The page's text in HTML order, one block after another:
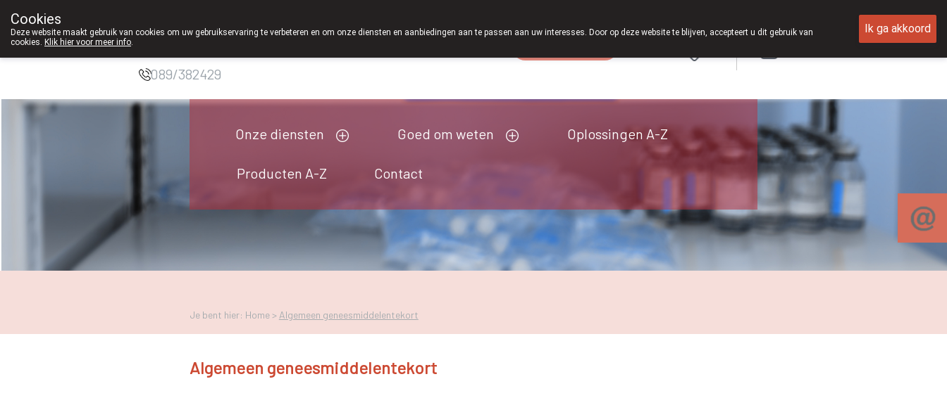
Apotheek
089/382429
Onze diensten Goed om weten Oplossingen A-Z
Producten A-Z Contact
Je bent hier: Home > Algemeen geneesmiddelentekort
Algemeen geneesmiddelentekort
Cookies
Deze website maakt gebruik van cookies om uw gebruikservaring te verbeteren en om onze diensten en aanbiedingen aan te passen aan uw interesses. Door op deze website te blijven, accepteert u dit gebruik van
cookies. Klik hier voor meer info.
Ik ga akkoord